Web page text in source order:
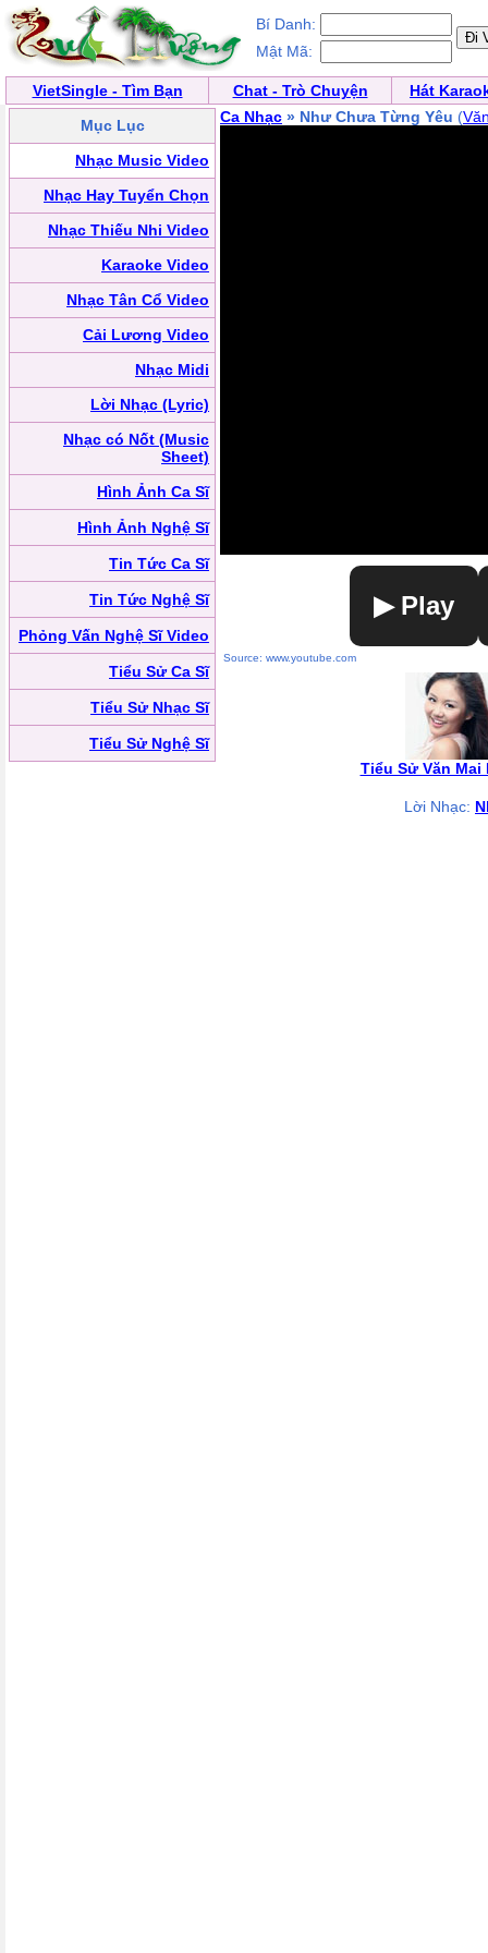
Bí Danh:
Mật Mã:
VietSingle - Tìm Bạn Chat - Trò Chuyện
Hát
Mục Lục
Nhạc Music Video
Nhạc Hay Tuyển Chọn
Nhạc Thiếu Nhi Video
Karaoke Video
Nhạc Tân Cổ Video
Cải Lương Video
Nhạc Midi
Lời Nhạc (Lyric)
Nhạc có Nốt (Music
Sheet)
Hình Ảnh Ca Sĩ
Hình Ảnh Nghệ Sĩ
Tin Tức Ca Sĩ
Tin Tức Nghệ Sĩ
Phỏng Vấn Nghệ Sĩ Video
Tiểu Sử Ca Sĩ
Tiểu Sử Nhạc Sĩ
Tiểu Sử Nghệ Sĩ
Ca Nhạc » Như Chưa Từng Yêu (
▶ Play
Source: www.youtube.com
Tiểu Sử Văn Mai
Lời Nhạc: